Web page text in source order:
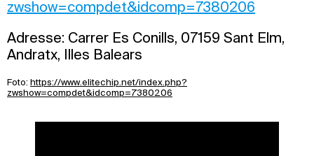
zwshow=compdet&idcomp=7380206
Adresse: Carrer Es Conills, 07159 Sant Elm,
Andratx, Illes Balears
Foto: https://www.elitechip.net/index.php?
zwshow=compdet&idcomp=7380206